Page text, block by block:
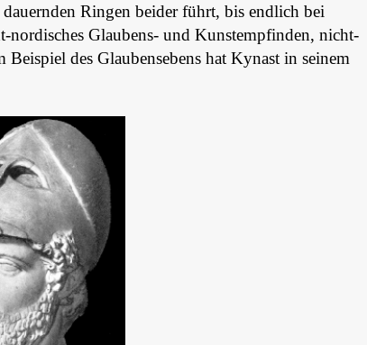
Ringen beider führt, bis endlich bei
Glaubens- und Kunstempfinden, nicht-
des Glaubensebens hat Kynast in seinem